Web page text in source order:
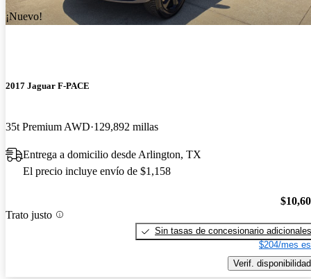
¡Nuevo!
2017 Jaguar F-PACE
35t Premium AWD 129,892 millas
Entrega a domicilio desde Arlington, TX
El precio incluye envío de $1,158
Trato justo
Sin tasas de concesionario adicionales
$204/mes
Verif. disponibilidad